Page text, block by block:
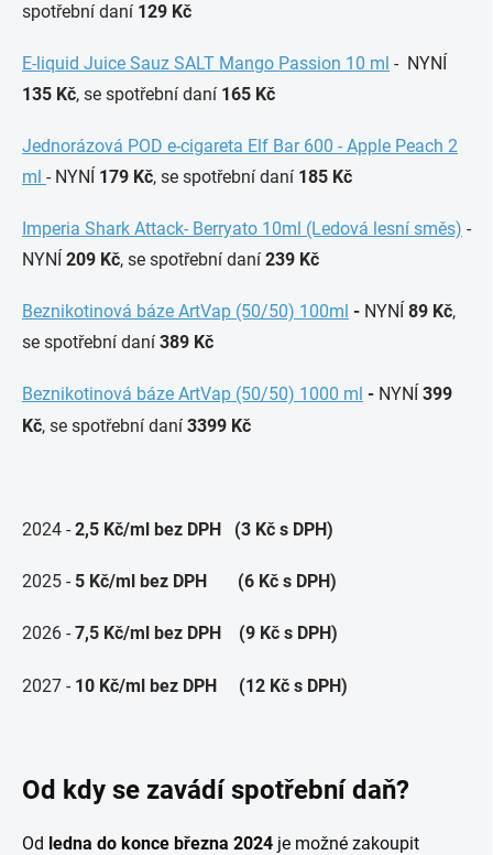
spotřební daní 129 Kč
E-liquid Juice Sauz SALT Mango Passion 10 ml - NYNÍ
135 Kč, se spotřební daní 165 Kč
Jednorázová POD e-cigareta Elf Bar 600 - Apple Peach 2
ml - NYNÍ 179 Kč, se spotřební daní 185 Kč
Imperia Shark Attack- Berryato 10ml (Ledová lesní směs) -
NYNÍ 209 Kč, se spotřební daní 239 Kč
Beznikotinová báze ArtVap (50/50) 100ml - NYNÍ 89 Kč,
se spotřební daní 389 Kč
Beznikotinová báze ArtVap (50/50) 1000 ml - NYNÍ 399
Kč, se spotřební daní 3399 Kč
2024 -2,5 Kč/ml bez DPH (3 Kč s DPH)
2025 -5 Kč/ml bez DPH (6 Kč s DPH)
2026 -7,5 Kč/ml bez DPH (9 Kč s DPH)
2027 -10 Kč/ml bez DPH (12 Kč s DPH)
Od kdy se zavádí spotřební daň?
Od ledna do konce března 2024 je možné zakoupit